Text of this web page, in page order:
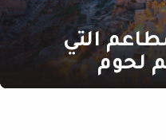
التي
لحوم